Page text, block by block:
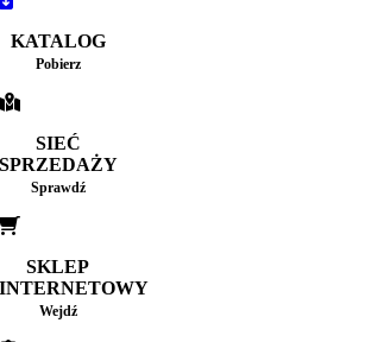
KATALOG
Pobierz
SIEĆ
SPRZEDAŻY
Sprawdź
SKLEP
INTERNETOWY
Wejdź